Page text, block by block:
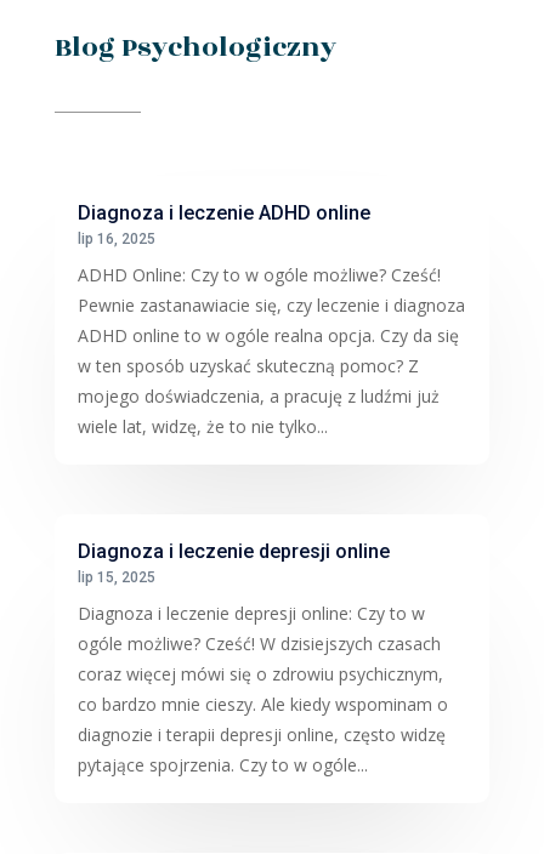
Blog Psychologiczny
Diagnoza i leczenie ADHD online
lip 16, 2025
ADHD Online: Czy to w ogóle możliwe? Cześć!
Pewnie zastanawiacie się, czy leczenie i diagnoza
ADHD online to w ogóle realna opcja. Czy da się
w ten sposób uzyskać skuteczną pomoc? Z
mojego doświadczenia, a pracuję z ludźmi już
wiele lat, widzę, że to nie tylko...
Diagnoza i leczenie depresji online
lip 15, 2025
Diagnoza i leczenie depresji online: Czy to w
ogóle możliwe? Cześć! W dzisiejszych czasach
coraz więcej mówi się o zdrowiu psychicznym,
co bardzo mnie cieszy. Ale kiedy wspominam o
diagnozie i terapii depresji online, często widzę
pytające spojrzenia. Czy to w ogóle...